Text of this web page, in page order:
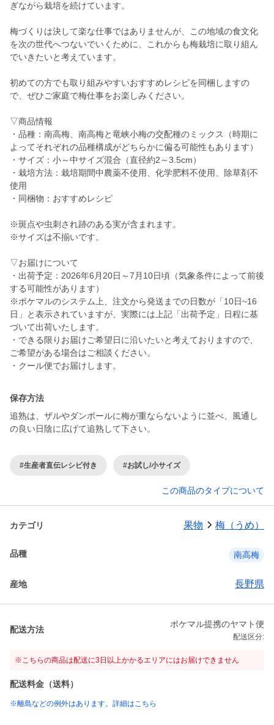
ぎながら栽培を続けています。
梅づくりは決して楽な仕事ではありませんが、この地域の食文化
を次の世代へつないでいくために、これからも梅栽培に取り組ん
でいきたいと考えています。
初めての方でも取り組みやすいおすすめレシピを同梱しますの
で、ぜひご家庭で梅仕事をお楽しみください。
▽商品情報
・品種：南高梅、南高梅と竜峡小梅の交配種のミックス（時期に
よってそれぞれの品種構成がどちらかに偏る可能性もあります）
・サイズ：小～中サイズ混合（直径約2～3.5cm）
・栽培方法：栽培期間中農薬不使用、化学肥料不使用、除草剤不
使用
・同梱物：おすすめレシピ
※斑点や虫刺され跡のある実が含まれます。
※サイズは不揃いです。
▽お届けについて
・出荷予定：2026年6月20日～7月10日頃（気象条件によって前後
する可能性があります）
※ポケマルのシステム上、注文から発送までの日数が「10日~16
日」と表示されていますが、実際には上記「出荷予定」日程に基
づいて出荷いたします。
・できる限りお届けご希望日に沿いたいと考えておりますので、
ご希望がある場合はご相談ください。
・クール便でお届けします。
保存方法
追熟は、ザルやダンボールに梅が重ならないように並べ、風通し
の良い日陰に広げて追熟して下さい。
#生産者直伝レシピ付き #お試し/小サイズ
この商品のタイプについて
カテゴリ 果物 梅（うめ）
品種 南高梅
産地 長野県
配送方法
ポケマル提携のヤマト便
配送区分:
※こちらの商品は配送に3日以上かかるエリアにはお届けできません
配送料金（送料）
※離島などの例外はあります。詳細はこちら